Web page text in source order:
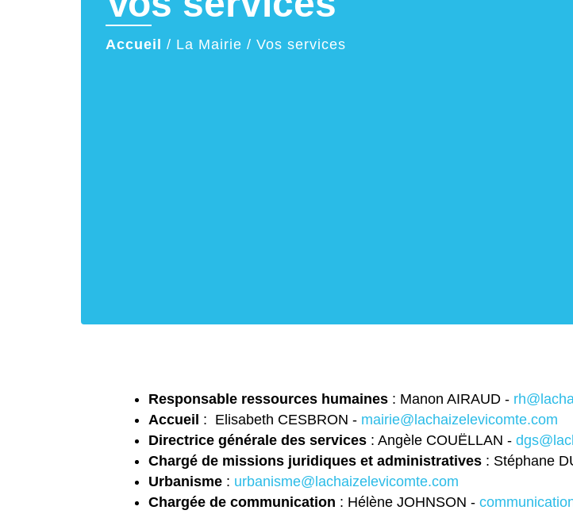
Accueil / La Mairie / Vos services
Responsable ressources humaines : Manon AIRAUD -
Accueil : Elisabeth CESBRON - mairie@lachaizelevicomte.com
Directrice générale des services : Angèle COUËLLAN -
Chargé de missions juridiques et administratives : Stéphane
Urbanisme : urbanisme@lachaizelevicomte.com
Chargée de communication : Hélène JOHNSON -